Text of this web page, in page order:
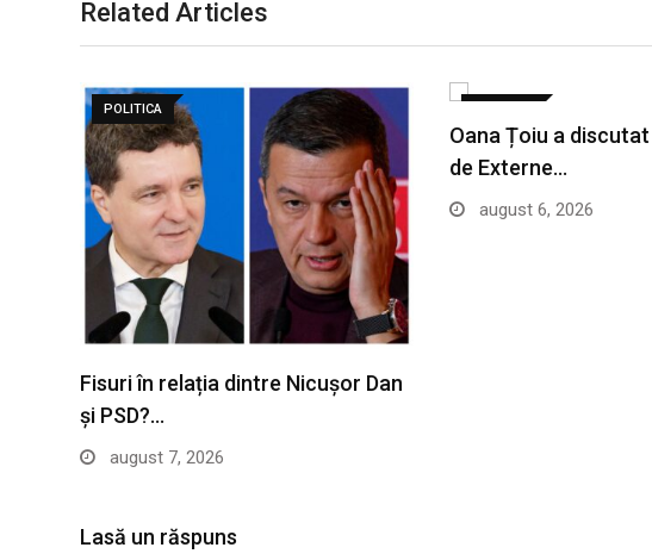
Related Articles
POLITICA
Fisuri în relația dintre Nicușor Dan
și PSD?…
august 7, 2026
Oana Țoiu a
de Externe…
august 6, 2026
Lasă un răspuns